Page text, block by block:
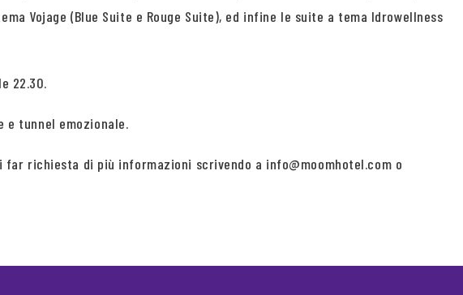
Vojage (Blue Suite e Rouge Suite), ed infine le suite a tema Idrowellness
22.30.
e tunnel emozionale.
far richiesta di più informazioni scrivendo a info@moomhotel.com o